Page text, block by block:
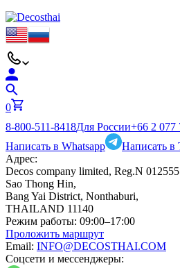
0
8-800-511-8418Для России+66 2 077
Написать в Whatsapp
Написать в
Адрес:
Decos company limited, Reg.N
Sao Thong Hin,
Bang Yai District, Nonthaburi,
THAILAND 11140
Режим работы: 09:00–17:00
Проложить маршрут
Email: INFO@DECOSTHAI.COM
Соцсети и мессенджеры: